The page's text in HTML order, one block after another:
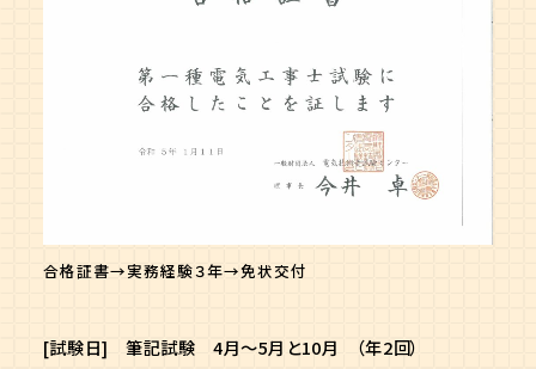
合格証書→実務経験３年→免状交付
[試験日] 筆記試験 4月～5月と10月 （年2回）